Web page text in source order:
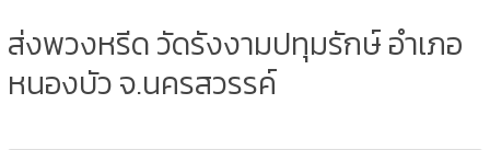
ส่งพวงหรีด วัดรังงามปทุมรักษ์ อำเภอ
หนองบัว จ.นครสวรรค์